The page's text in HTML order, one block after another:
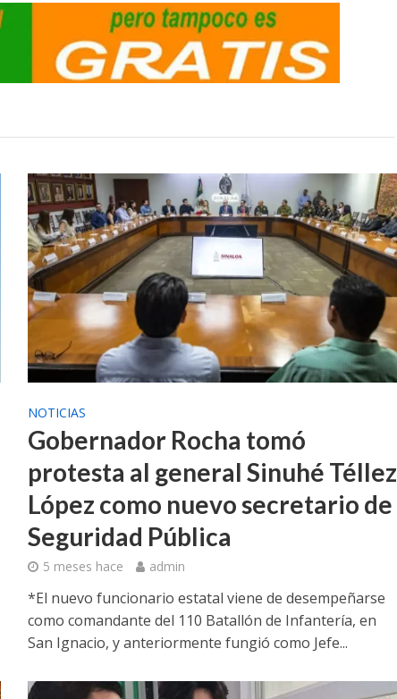
NOTICIAS
Gobernador Rocha tomó
protesta al general Sinuhé Téllez
López como nuevo secretario de
Seguridad Pública
5 meses hace admin
*El nuevo funcionario estatal viene de desempeñarse
como comandante del 110 Batallón de Infantería, en
San Ignacio, y anteriormente fungió como Jefe...